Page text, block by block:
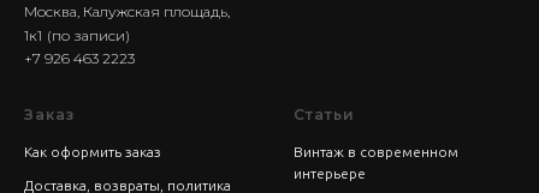
Москва, Калужская площадь,
1к1 (по записи)
+7 926 463 2223
Заказ
Как оформить заказ
Доставка, возвраты, политика
Статьи
Винтаж в современном
интерьере